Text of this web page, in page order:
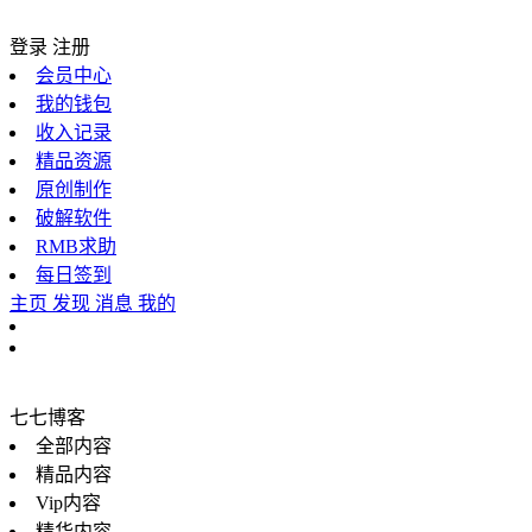
登录 注册
会员中心
我的钱包
收入记录
精品资源
原创制作
破解软件
RMB求助
每日签到
主页 发现 消息 我的
七七博客
全部内容
精品内容
Vip内容